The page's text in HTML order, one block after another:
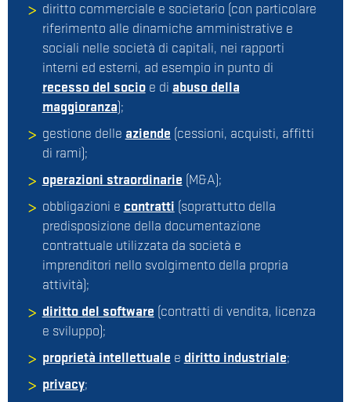
diritto commerciale e societario (con particolare
riferimento alle dinamiche amministrative e
sociali nelle società di capitali, nei rapporti
interni ed esterni, ad esempio in punto di
recesso del socioe di abuso della
maggioranza);
gestione delle aziende (cessioni, acquisti, affitti
di rami);
operazioni straordinarie (M&A);
obbligazioni e contratti (soprattutto della
predisposizione della documentazione
contrattuale utilizzata da società e
imprenditori nello svolgimento della propria
attività);
diritto del software (contratti di vendita, licenza
e sviluppo);
proprietà intellettuale e diritto industriale;
privacy;